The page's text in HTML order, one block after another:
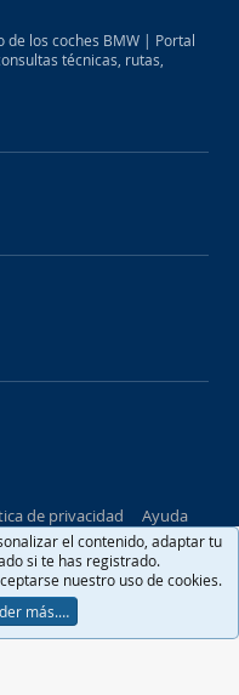
de los coches BMW | Portal
técnicas, rutas,
de privacidad
Ayuda
XenForo Ltd.
el contenido, adaptar tu
si te has registrado.
nuestro uso de cookies.
más.…